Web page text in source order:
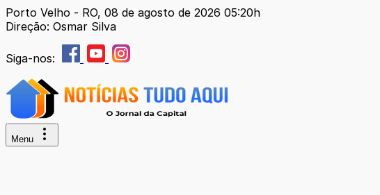
Porto Velho - RO, 08 de agosto de 2026 05:20h
Direção: Osmar Silva
Siga-nos:
Menu